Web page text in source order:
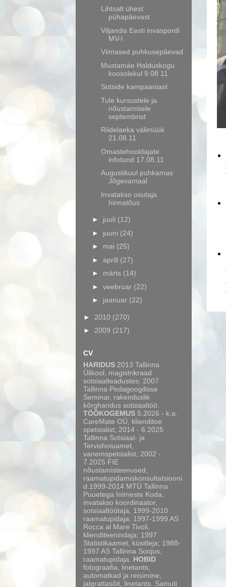
Lihtsalt ühest
pühapäevast
Viljandis Eesti invaspordi
MV-l
Viimased puhkusepäevad
Mustamäe Halduskogu
koosolekul 9 08 11
Sotside kampaaniast
Tule kursustele ja
nõustamisele
septembrist
Riidelaeka välimüük
21.08.11
Omastehooldajate
infotund 17.08.11
Augustikuul puhkamas
Jõgevamaal
Invatakso osutaja
hinnatõus
► juuli (12)
► juuni (24)
► mai (25)
► aprill (27)
► märts (14)
► veebruar (22)
► jaanuar (22)
► 2010 (270)
► 2009 (217)
CV
HARIDUS 2013 Tallinna
Ülikool, magistrikraad
sotsiaalteadustes; 2007
Tallinna Pedagoogilisse
Seminar, rakenduslik
kõrgharidus sotsiaaltöö.
TÖÖKOGEMUS 5.2026 - k.a.
CareMate OÜ, klienditoe
spetsialist; 2014 - 6.2025
Tallinna Sotsiaal- ja
Tervishoiuamet,
vanemspetsialist; 2002 -
7.2025 FIE
nõustamisteenused,
raamatupidamiskonsultatsiooni
d.1999-2014 MTÜ Tallinna
Puuetega Inimeste Koda,
invatakso koordinaator,
sotsiaaltöötaja, 1999-2010
raamatupidaja; 1997-1999 AS
Rocca al Mare Tivoli,
klienditeenindaja; 1997
Statistikaamet, küsitleja; 1988-
1997 AS Tallinna Soojus,
raamatupidaja. HOBID
fotograafia, linetants,
automatkad ja reisimine,
jalgrattasõit, linetants. Samuti